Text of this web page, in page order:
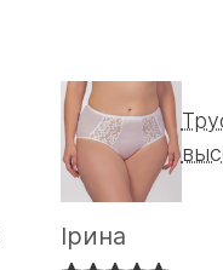
Ірина